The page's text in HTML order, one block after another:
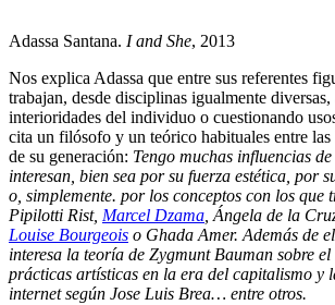
Adassa Santana. I and She, 2013
Nos explica Adassa que entre sus referentes
trabajan, desde disciplinas igualmente diversas,
interioridades del individuo o cuestionando
cita un filósofo y un teórico habituales entre las
de su generación: Tengo muchas influencias
interesan, bien sea por su fuerza estética, por
o, simplemente. por los conceptos con los que
Pipilotti Rist, Marcel Dzama , Ángela de la
Louise Bourgeois o Ghada Amer. Además de
interesa la teoría de Zygmunt Bauman sobre
prácticas artísticas en la era del capitalismo y
internet según Jose Luis Brea… entre otros.